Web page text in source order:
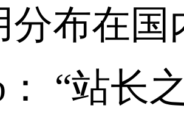
分布在国
： “站长